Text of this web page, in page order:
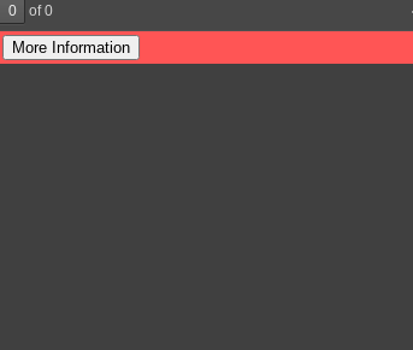
of 0
More Information